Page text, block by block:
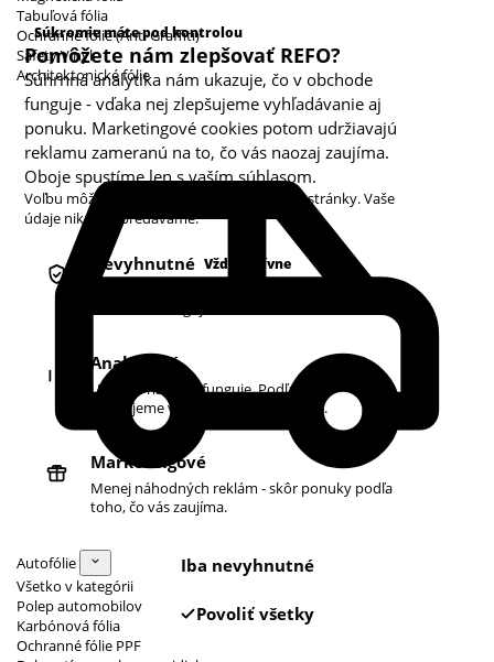
Tabuľová fólia
Ochranné fólie (Anti Graffiti)
Safety Vinyl
Architektonické fólie
Autofólie
Všetko v kategórii
Polep automobilov
Karbónová fólia
Ochranné fólie PPF
Súkromie máte pod kontrolou
Pomôžete nám zlepšovať REFO?
Súhrnná analytika nám ukazuje, čo v obchode
funguje - vďaka nej zlepšujeme vyhľadávanie aj
ponuku. Marketingové cookies potom udržiavajú
reklamu zameranú na to, čo vás naozaj zaujíma.
Oboje spustíme len s vaším súhlasom.
Voľbu môžete kedykoľvek zmeniť v pätičke stránky. Vaše
údaje nikdy nepredávame.
Kategórie cookies
Nevyhnutné Vždy aktívne
Analytické
Ukazujú nám, čo funguje. Podľa toho
zlepšujeme vyhľadávanie aj ponuku.
Marketingové
Menej náhodných reklám - skôr ponuky podľa
toho, čo vás zaujíma.
Iba nevyhnutné
Povoliť všetky